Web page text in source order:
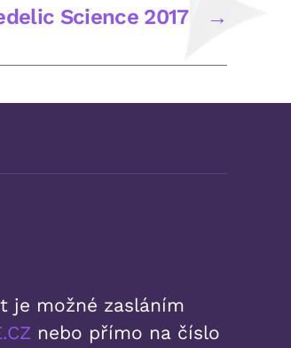
→
Science 2017
je možné zasláním
nebo přímo na číslo